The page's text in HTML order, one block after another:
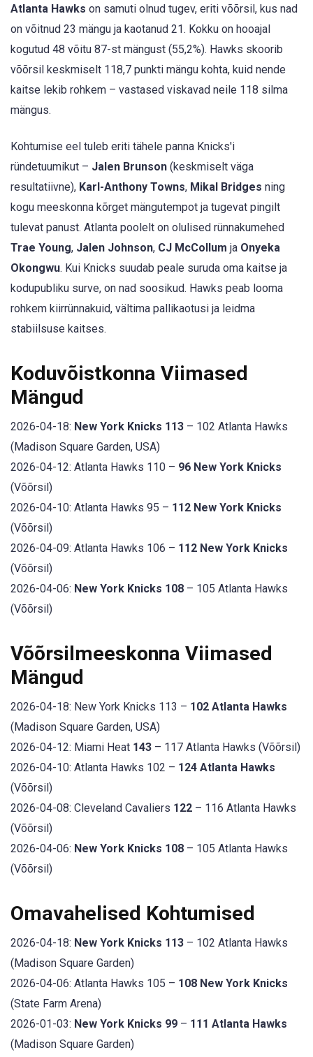
Atlanta Hawks on samuti olnud tugev, eriti võõrsil, kus nad
on võitnud 23 mängu ja kaotanud 21. Kokku on hooajal
kogutud 48 võitu 87-st mängust (55,2%). Hawks skoorib
võõrsil keskmiselt 118,7 punkti mängu kohta, kuid nende
kaitse lekib rohkem – vastased viskavad neile 118 silma
mängus.
Kohtumise eel tuleb eriti tähele panna Knicks'i
ründetuumikut – Jalen Brunson (keskmiselt väga
resultatiivne), Karl-Anthony Towns, Mikal Bridges ning
kogu meeskonna kõrget mängutempot ja tugevat pingilt
tulevat panust. Atlanta poolelt on olulised rünnakumehed
Trae Young, Jalen Johnson, CJ McCollum ja Onyeka
Okongwu. Kui Knicks suudab peale suruda oma kaitse ja
kodupubliku surve, on nad soosikud. Hawks peab looma
rohkem kiirrünnakuid, vältima pallikaotusi ja leidma
stabiilsuse kaitses.
Koduvõistkonna Viimased
Mängud
2026-04-18: New York Knicks 113 – 102 Atlanta Hawks
(Madison Square Garden, USA)
2026-04-12: Atlanta Hawks 110 – 96 New York Knicks
(Võõrsil)
2026-04-10: Atlanta Hawks 95 – 112 New York Knicks
(Võõrsil)
2026-04-09: Atlanta Hawks 106 – 112 New York Knicks
(Võõrsil)
2026-04-06: New York Knicks 108 – 105 Atlanta Hawks
(Võõrsil)
Võõrsilmeeskonna Viimased
Mängud
2026-04-18: New York Knicks 113 – 102 Atlanta Hawks
(Madison Square Garden, USA)
2026-04-12: Miami Heat 143 – 117 Atlanta Hawks (Võõrsil)
2026-04-10: Atlanta Hawks 102 – 124 Atlanta Hawks
(Võõrsil)
2026-04-08: Cleveland Cavaliers 122 – 116 Atlanta Hawks
(Võõrsil)
2026-04-06: New York Knicks 108 – 105 Atlanta Hawks
(Võõrsil)
Omavahelised Kohtumised
2026-04-18: New York Knicks 113 – 102 Atlanta Hawks
(Madison Square Garden)
2026-04-06: Atlanta Hawks 105 – 108 New York Knicks
(State Farm Arena)
2026-01-03: New York Knicks 99 – 111 Atlanta Hawks
(Madison Square Garden)